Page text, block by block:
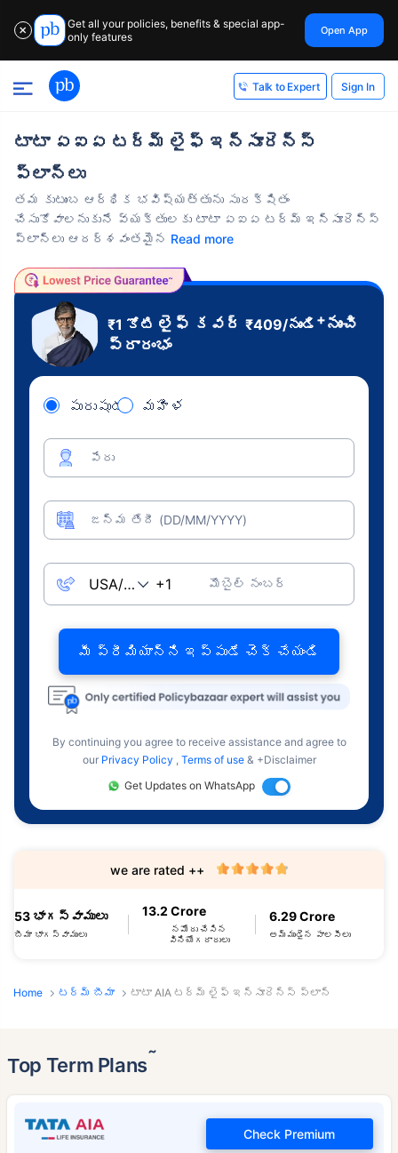
✕
Get all your policies, benefits & special app-
only features
Open App
Talk to Expert Sign In
టాటా ఏఐఏ టర్మ్ లైఫ్ ఇన్సూరెన్స్
ప్లాన్‌లు
తమ కుటుంబ ఆర్థిక భవిష్యత్తును సురక్షితం
చేసుకోవాలనుకునే వ్యక్తులకు టాటా ఏఐఏ టర్మ్ ఇన్సూరెన్స్
ప్లాన్‌లు ఆదర్శవంతమైన Read more
₹1 కోటి లైఫ్ కవర్ ₹409/నుండి +నుంచి
ప్రారంభం
పురుషుడు మహిళ
పేరు
జన్మ తేదీ (DD/MM/YYYY)
మొబైల్ నంబర్
మీ ప్రీమియాన్ని ఇప్పుడే చెక్ చేయండి
By continuing you agree to receive assistance and agree to
our Privacy Policy , Terms of use & +Disclaimer
Get Updates on WhatsApp
53 భాగస్వాములు
బీమా భాగస్వాములు
13.2 Crore
నమోదు చేసిన
వినియోగదారులు
6.29 Crore
అమ్ముడైన పాలసీలు
we are rated ++
Home టర్మ్ బీమా టాటా AIA టర్మ్ లైఫ్ ఇన్సూరెన్స్ ప్లాన్
Top Term Plans˜
Check Premium